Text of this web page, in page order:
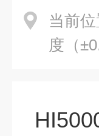
当前位
度（